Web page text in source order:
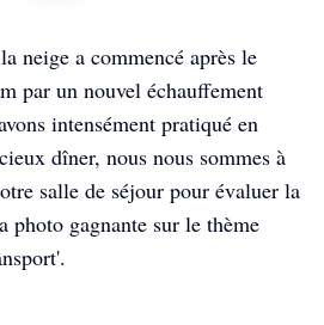
neige a commencé après le
par un nouvel échauffement
intensément pratiqué en
dîner, nous nous sommes à
salle de séjour pour évaluer la
photo gagnante sur le thème